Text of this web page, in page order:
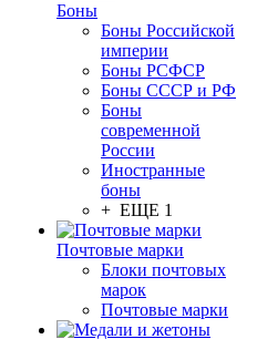
Боны
Боны Российской
империи
Боны РСФСР
Боны СССР и РФ
Боны
современной
России
Иностранные
боны
+ ЕЩЕ 1
Почтовые марки
Блоки почтовых
марок
Почтовые марки